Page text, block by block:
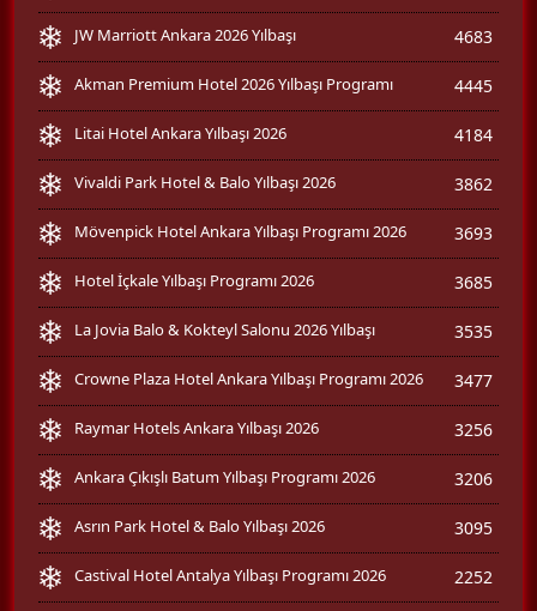
JW Marriott Ankara 2026 Yılbaşı 4683
Akman Premium Hotel 2026 Yılbaşı Programı 4445
Litai Hotel Ankara Yılbaşı 2026 4184
Vivaldi Park Hotel & Balo Yılbaşı 2026 3862
Mövenpick Hotel Ankara Yılbaşı Programı 2026 3693
Hotel İçkale Yılbaşı Programı 2026 3685
La Jovia Balo & Kokteyl Salonu 2026 Yılbaşı 3535
Crowne Plaza Hotel Ankara Yılbaşı Programı 2026 3477
Raymar Hotels Ankara Yılbaşı 2026 3256
Ankara Çıkışlı Batum Yılbaşı Programı 2026 3206
Asrın Park Hotel & Balo Yılbaşı 2026 3095
Castival Hotel Antalya Yılbaşı Programı 2026 2252